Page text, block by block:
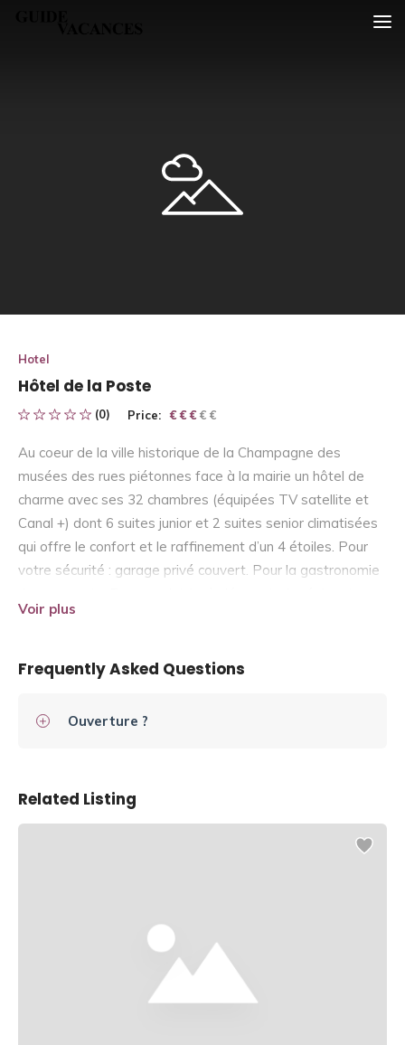
Hotel
Hôtel de la Poste
(0) Price: € € € € €
€ € €
Au coeur de la ville historique de la Champagne des
musées des rues piétonnes face à la mairie un hôtel de
charme avec ses 32 chambres (équipées TV satellite et
Canal +) dont 6 suites junior et 2 suites senior climatisées
qui offre le confort et le raffinement d’un 4 étoiles. Pour
votre sécurité : garage privé couvert. Pour la gastronomie
lacs le pays d’Othe Troyes et sa bonneterie ses neuf
de bois du XVIe.
Voir plus
Frequently Asked Questions
Ouverture ?
Related Listing